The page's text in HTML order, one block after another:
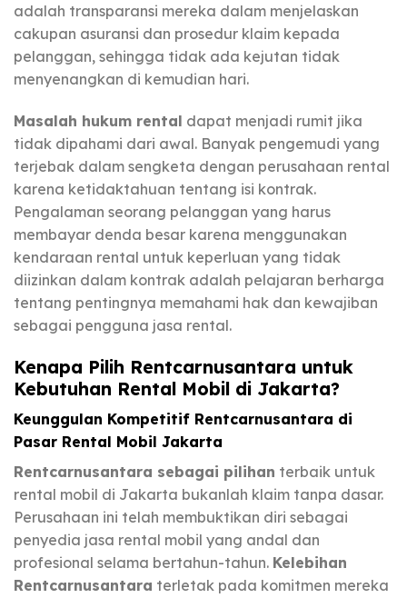
adalah transparansi mereka dalam menjelaskan
cakupan asuransi dan prosedur klaim kepada
pelanggan, sehingga tidak ada kejutan tidak
menyenangkan di kemudian hari.
Masalah hukum rental dapat menjadi rumit jika
tidak dipahami dari awal. Banyak pengemudi yang
terjebak dalam sengketa dengan perusahaan rental
karena ketidaktahuan tentang isi kontrak.
Pengalaman seorang pelanggan yang harus
membayar denda besar karena menggunakan
kendaraan rental untuk keperluan yang tidak
diizinkan dalam kontrak adalah pelajaran berharga
tentang pentingnya memahami hak dan kewajiban
sebagai pengguna jasa rental.
Kenapa Pilih Rentcarnusantara untuk
Kebutuhan Rental Mobil di Jakarta?
Keunggulan Kompetitif Rentcarnusantara di
Pasar Rental Mobil Jakarta
Rentcarnusantara sebagai pilihan terbaik untuk
rental mobil di Jakarta bukanlah klaim tanpa dasar.
Perusahaan ini telah membuktikan diri sebagai
penyedia jasa rental mobil yang andal dan
profesional selama bertahun-tahun. Kelebihan
Rentcarnusantara terletak pada komitmen mereka